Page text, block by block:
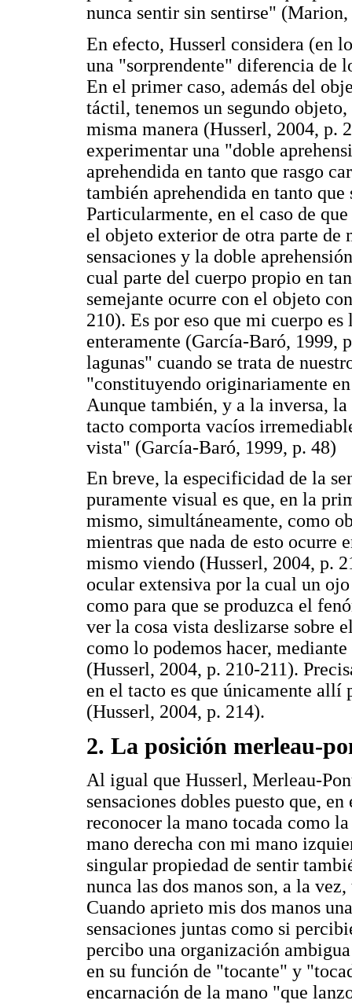
nunca sentir sin sentirse"
En efecto, Husserl considera (en
una "sorprendente" diferencia de
En el primer caso, además del
táctil, tenemos un segundo
misma manera (Husserl, 2004, p.
experimentar una "doble
aprehendida en tanto que rasgo
también aprehendida en tanto
Particularmente, en el caso de
el objeto exterior de otra parte de
sensaciones y la doble
cual parte del cuerpo propio en
semejante ocurre con el objeto
210). Es por eso que mi cuerpo
enteramente (García-Baró, 1999,
lagunas" cuando se trata de
"constituyendo originariamente
Aunque también, y a la inversa,
tacto comporta vacíos
vista" (García-Baró, 1999, p. 48)
En breve, la especificidad de la
puramente visual es que, en la
mismo, simultáneamente, como
mientras que nada de esto ocurre
mismo viendo (Husserl, 2004, p.
ocular extensiva por la cual un
como para que se produzca el
ver la cosa vista deslizarse sobre
como lo podemos hacer,
(Husserl, 2004, p. 210-211).
en el tacto es que únicamente allí
(Husserl, 2004, p. 214).
2. La posición merleau-
Al igual que Husserl, Merleau-
sensaciones dobles puesto que,
reconocer la mano tocada como
mano derecha con mi mano
singular propiedad de sentir
nunca las dos manos son, a la
Cuando aprieto mis dos manos
sensaciones juntas como si
percibo una organización
en su función de "tocante" y
encarnación de la mano "que